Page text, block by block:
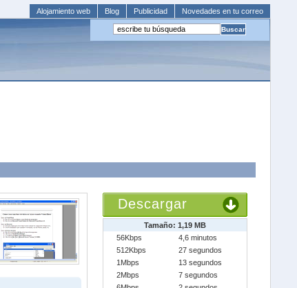
Alojamiento web Blog Publicidad Novedades en tu correo
Descargar
Tamaño: 1,19 MB
56Kbps
4,6 minutos
512Kbps
27 segundos
1Mbps
13 segundos
2Mbps
7 segundos